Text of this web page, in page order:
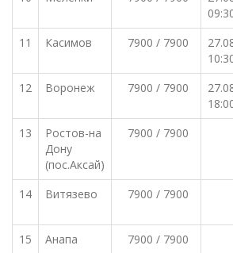
11
Касимов 7900 / 7900
12
Воронеж 7900 / 7900
13
Ростов-на
Дону
(пос.Аксай)
7900 / 7900
14 Витязево 7900 / 7900
15
Анапа 7900 / 7900